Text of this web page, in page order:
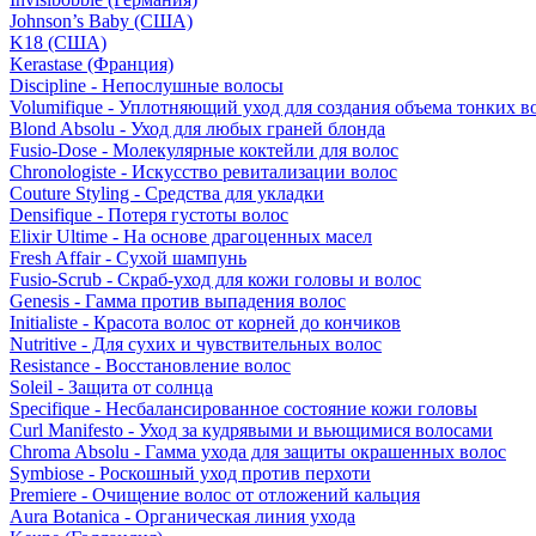
Johnson’s Baby (США)
K18 (США)
Kerastase (Франция)
Discipline - Непослушные волосы
Volumifique - Уплотняющий уход для создания объема тонких
Blond Absolu - Уход для любых граней блонда
Fusio-Dose - Молекулярные коктейли для волос
Chronologiste - Искусство ревитализации волос
Couture Styling - Средства для укладки
Densifique - Потеря густоты волос
Elixir Ultime - На основе драгоценных масел
Fresh Affair - Сухой шампунь
Fusio-Scrub - Скраб-уход для кожи головы и волос
Genesis - Гамма против выпадения волос
Initialiste - Красота волос от корней до кончиков
Nutritive - Для сухих и чувствительных волос
Resistance - Восстановление волос
Soleil - Защита от солнца
Specifique - Несбалансированное состояние кожи головы
Curl Manifesto - Уход за кудрявыми и вьющимися волосами
Chroma Absolu - Гамма ухода для защиты окрашенных волос
Symbiose - Роскошный уход против перхоти
Premiere - Очищение волос от отложений кальция
Aura Botanica - Органическая линия ухода